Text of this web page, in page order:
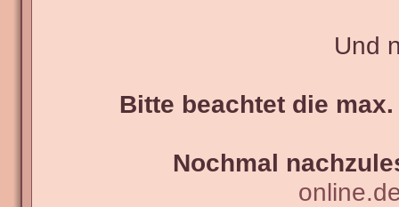
Und
Bitte beachtet die
Nochmal